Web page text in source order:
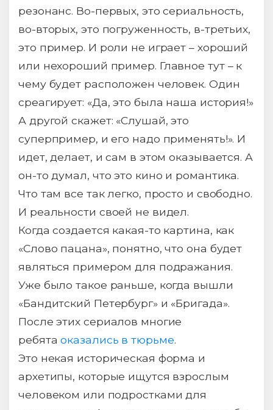
резонанс. Во-первых, это сериальность,
во-вторых, это погруженность, в-третьих,
это пример. И роли не играет – хороший
или нехороший пример. Главное тут – к
чему будет расположен человек. Один
среагирует: «Да, это была наша история!»
А другой скажет: «Слушай, это
суперпример, и его надо применять!». И
идет, делает, и сам в этом оказывается. А
он-то думал, что это кино и романтика.
Что там все так легко, просто и свободно.
И реальности своей не видел.
Когда создается какая-то картина, как
«Слово пацана», понятно, что она будет
являться примером для подражания.
Уже было такое раньше, когда вышли
«Бандитский Петербург» и «Бригада».
После этих сериалов многие
ребятаоказались в тюрьме.
Это некая историческая форма и
архетипы, которые ищутся взрослым
человеком или подростками для